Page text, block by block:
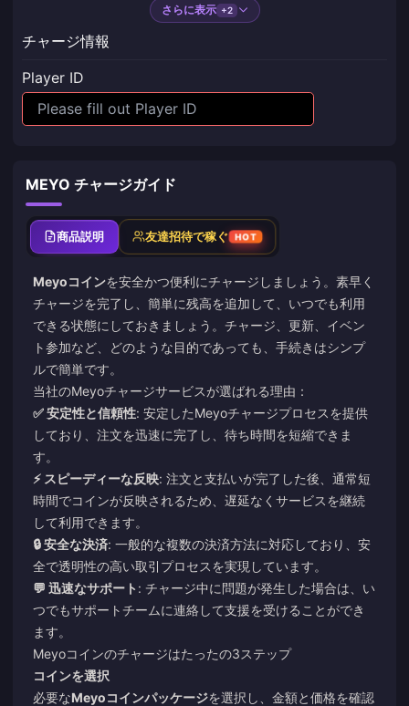
さらに表示 +2
チャージ情報
Player ID
MEYO チャージガイド
商品説明 友達招待で稼ぐ HOT
Meyoコインを安全かつ便利にチャージしましょう。素早く
チャージを完了し、簡単に残高を追加して、いつでも利用
できる状態にしておきましょう。チャージ、更新、イベン
ト参加など、どのような目的であっても、手続きはシンプ
ルで簡単です。
当社のMeyoチャージサービスが選ばれる理由：
✅ 安定性と信頼性: 安定したMeyoチャージプロセスを提供
しており、注文を迅速に完了し、待ち時間を短縮できま
す。
⚡ スピーディーな反映: 注文と支払いが完了した後、通常短
時間でコインが反映されるため、遅延なくサービスを継続
して利用できます。
🔒 安全な決済: 一般的な複数の決済方法に対応しており、安
全で透明性の高い取引プロセスを実現しています。
💬 迅速なサポート : チャージ中に問題が発生した場合は、い
つでもサポートチームに連絡して支援を受けることができ
ます。
Meyoコインのチャージはたったの3ステップ
コインを選択
必要なMeyoコインパッケージを選択し、金額と価格を確認